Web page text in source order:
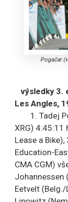
Pogačar
výsledky 3.
Les Angles,
1. Tadej
XRG) 4:45:11
Lease a Bike),
Education-
CMA CGM)
Johannessen
Eetvelt